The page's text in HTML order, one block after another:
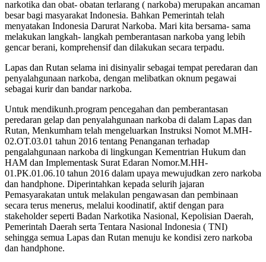
narkotika dan obat- obatan terlarang ( narkoba) merupakan ancaman
besar bagi masyarakat Indonesia. Bahkan Pemerintah telah
menyatakan Indonesia Darurat Narkoba. Mari kita bersama- sama
melakukan langkah- langkah pemberantasan narkoba yang lebih
gencar berani, komprehensif dan dilakukan secara terpadu.
Lapas dan Rutan selama ini disinyalir sebagai tempat peredaran dan
penyalahgunaan narkoba, dengan melibatkan oknum pegawai
sebagai kurir dan bandar narkoba.
Untuk mendikunh.program pencegahan dan pemberantasan
peredaran gelap dan penyalahgunaan narkoba di dalam Lapas dan
Rutan, Menkumham telah mengeluarkan Instruksi Nomot M.MH-
02.OT.03.01 tahun 2016 tentang Penanganan terhadap
pengalahgunaan narkoba di lingkungan Kementrian Hukum dan
HAM dan Implementask Surat Edaran Nomor.M.HH-
01.PK.01.06.10 tahun 2016 dalam upaya mewujudkan zero narkoba
dan handphone. Diperintahkan kepada selurih jajaran
Pemasyarakatan untuk melakulan pengawasan dan pembinaan
secara terus menerus, melalui koodinatif, aktif dengan para
stakeholder seperti Badan Narkotika Nasional, Kepolisian Daerah,
Pemerintah Daerah serta Tentara Nasional Indonesia ( TNI)
sehingga semua Lapas dan Rutan menuju ke kondisi zero narkoba
dan handphone.